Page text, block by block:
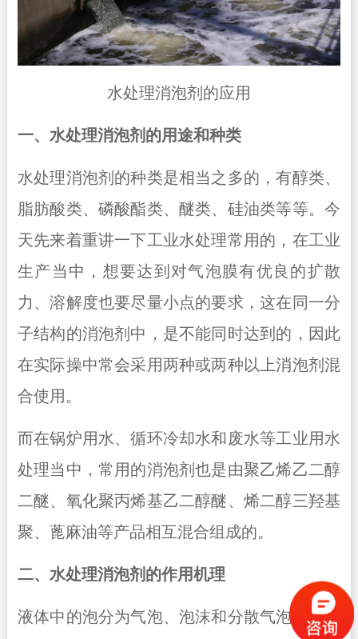
水处理消泡剂的应用
一、水处理消泡剂的用途和种类
水处理消泡剂的种类是相当之多的，有醇类、
脂肪酸类、磷酸酯类、醚类、硅油类等等。今
天先来着重讲一下工业水处理常用的，在工业
生产当中，想要达到对气泡膜有优良的扩散
力、溶解度也要尽量小点的要求，这在同一分
子结构的消泡剂中，是不能同时达到的，因此
在实际操中常会采用两种或两种以上消泡剂混
合使用。
而在锅炉用水、循环冷却水和废水等工业用水
处理当中，常用的消泡剂也是由聚乙烯乙二醇
二醚、氧化聚丙烯基乙二醇醚、烯二醇三羟基
聚、蓖麻油等产品相互混合组成的。
二、水处理消泡剂的作用机理
液体中的泡分为气泡、泡沫和分散气泡这三种